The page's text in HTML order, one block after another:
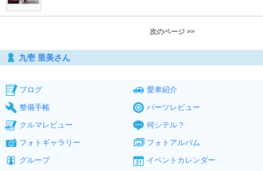
次のページ >>
九壱 里美さん
ブログ
愛車紹介
整備手帳
パーツレビュー
クルマレビュー
何シテル？
フォトギャラリー
フォトアルバム
グループ
イベントカレンダー